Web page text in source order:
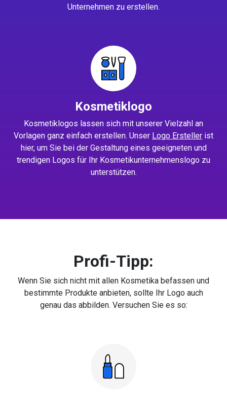
Unternehmen zu erstellen.
Kosmetiklogo
Kosmetiklogos lassen sich mit unserer Vielzahl an
Vorlagen ganz einfach erstellen. Unser Logo Ersteller ist
hier, um Sie bei der Gestaltung eines geeigneten und
trendigen Logos für Ihr Kosmetikunternehmenslogo zu
unterstützen.
Profi-Tipp:
Wenn Sie sich nicht mit allen Kosmetika befassen und
bestimmte Produkte anbieten, sollte Ihr Logo auch
genau das abbilden. Versuchen Sie es so: